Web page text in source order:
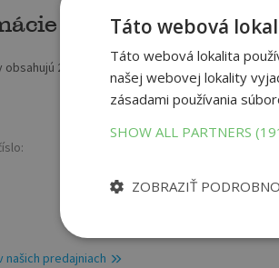
o knihe
obsahujú 24 farebných strán s obrázkami na
8595593837383
slovenský
Počet strán:
Hmotnosť:
predajniach
Táto webová
Táto webová lokalita
našej webovej lokality
zásadami používania
SHOW ALL PARTNERS
ZOBRAZIŤ